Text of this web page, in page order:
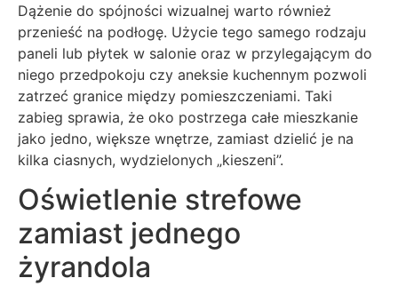
Dążenie do spójności wizualnej warto również
przenieść na podłogę. Użycie tego samego rodzaju
paneli lub płytek w salonie oraz w przylegającym do
niego przedpokoju czy aneksie kuchennym pozwoli
zatrzeć granice między pomieszczeniami. Taki
zabieg sprawia, że oko postrzega całe mieszkanie
jako jedno, większe wnętrze, zamiast dzielić je na
kilka ciasnych, wydzielonych „kieszeni”.
Oświetlenie strefowe
zamiast jednego
żyrandola